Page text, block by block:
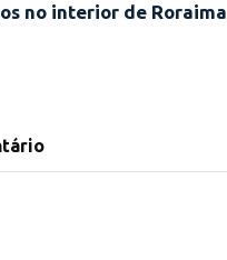
no interior de Roraima